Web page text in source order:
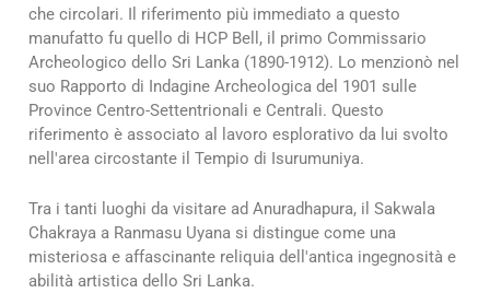
che circolari. Il riferimento più immediato a questo
manufatto fu quello di HCP Bell, il primo Commissario
Archeologico dello Sri Lanka (1890-1912). Lo menzionò nel
suo Rapporto di Indagine Archeologica del 1901 sulle
Province Centro-Settentrionali e Centrali. Questo
riferimento è associato al lavoro esplorativo da lui svolto
nell'area circostante il Tempio di Isurumuniya.
Tra i tanti luoghi da visitare ad Anuradhapura, il Sakwala
Chakraya a Ranmasu Uyana si distingue come una
misteriosa e affascinante reliquia dell'antica ingegnosità e
abilità artistica dello Sri Lanka.